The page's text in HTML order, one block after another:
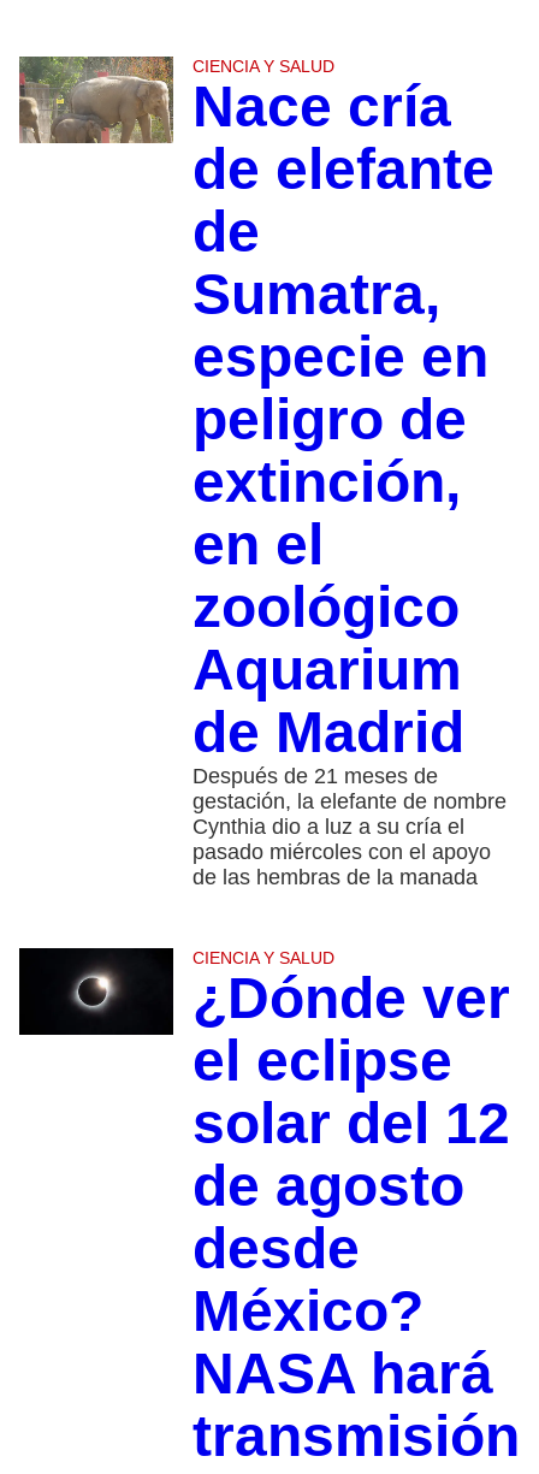
CIENCIA Y SALUD
Nace cría
de elefante
de
Sumatra,
especie en
peligro de
extinción,
en el
zoológico
Aquarium
de Madrid
Después de 21 meses de
gestación, la elefante de nombre
Cynthia dio a luz a su cría el
pasado miércoles con el apoyo
de las hembras de la manada
CIENCIA Y SALUD
¿Dónde ver
el eclipse
solar del 12
de agosto
desde
México?
NASA hará
transmisión